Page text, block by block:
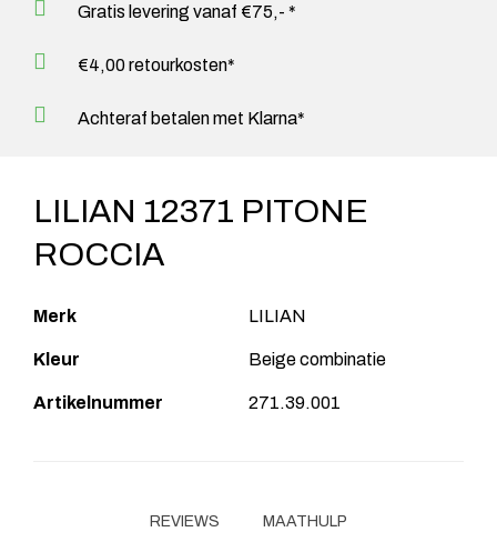
Gratis levering vanaf €75,- *
€4,00 retourkosten*
Achteraf betalen met Klarna*
LILIAN 12371 PITONE
ROCCIA
Merk LILIAN
Kleur Beige combinatie
Artikelnummer 271.39.001
REVIEWS MAATHULP